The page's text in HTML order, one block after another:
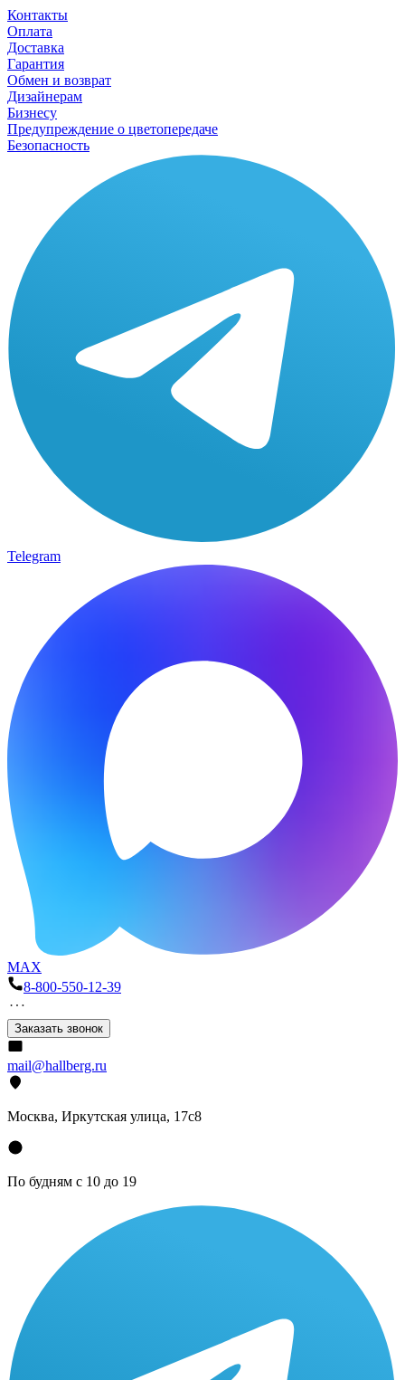
Контакты
Оплата
Доставка
Гарантия
Обмен и возврат
Дизайнерам
Бизнесу
Предупреждение о цветопередаче
Безопасность
Telegram
MAX
8-800-550-12-39
Заказать звонок
mail@hallberg.ru
Москва, Иркутская улица, 17с8
По будням с 10 до 19